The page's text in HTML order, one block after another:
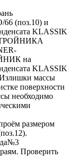
(поз.10) и
KLASSIK
ТРОЙНИКА
на
KLASSIK
массы
поверхности
необходимо
размером
Проверить